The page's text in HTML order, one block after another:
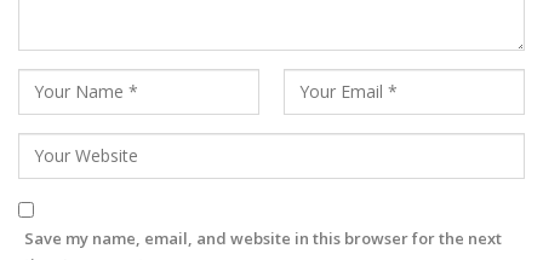
Save my name, email, and website in this browser for the next